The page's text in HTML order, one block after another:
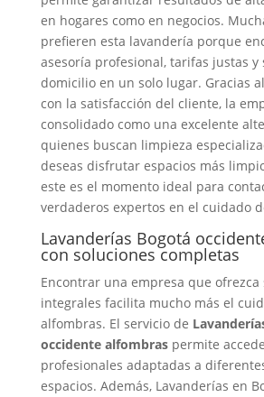
en hogares como en negocios.
prefieren esta lavandería porque
asesoría profesional, tarifas justas y
domicilio en un solo lugar. Gracias
con la satisfacción del cliente, la
consolidado como una excelente
quienes buscan limpieza
deseas disfrutar espacios más
este es el momento ideal para
verdaderos expertos en el cuidado
Lavanderías Bogotá
con soluciones completas
Encontrar una empresa que ofrezca
integrales facilita mucho más el
alfombras. El servicio de
occidente alfombraspermite
profesionales adaptadas a
espacios. Además, Lavanderías en